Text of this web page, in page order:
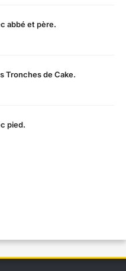
abbé et père.
Tronches de Cake.
pied.